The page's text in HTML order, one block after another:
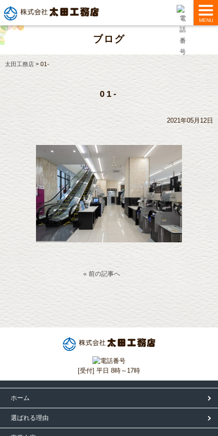
MENU
ブログ
太田工務店 > 01-
01-
2021年05月12日
« 前の記事へ
[受付] 平日 8時～17時
ホーム
選ばれる理由